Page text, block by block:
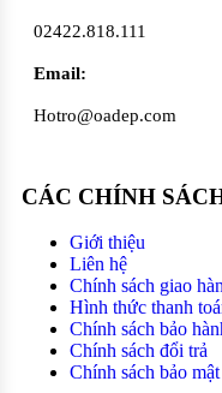
02422.818.111
Email:
Hotro@oadep.com
CÁC CHÍNH
Giới thiệu
Liên hệ
Chính sách giao
Hình thức thanh
Chính sách bảo
Chính sách đổi trả
Chính sách bảo mật